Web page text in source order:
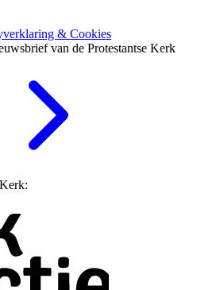
& Cookies
van de Protestantse Kerk